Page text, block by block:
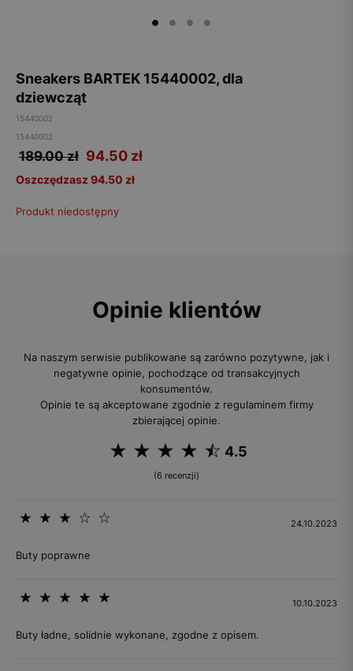
Sneakers BARTEK 15440002, dla
dziewcząt
15440002
15440002
189.00 zł 94.50 zł
Oszczędzasz 94.50 zł
Produkt niedostępny
Opinie klientów
Na naszym serwisie publikowane są zarówno pozytywne, jak i
negatywne opinie, pochodzące od transakcyjnych
konsumentów.
Opinie te są akceptowane zgodnie z regulaminem firmy
zbierającej opinie.
4.5
(6 recenzji)
24.10.2023
Buty poprawne
10.10.2023
Buty ładne, solidnie wykonane, zgodne z opisem.